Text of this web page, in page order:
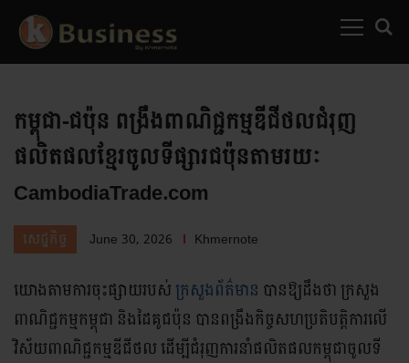
កម្ពុជា-ជប៉ុន ពង្រឹងពាណិជ្ជកម្មឌីជីថលជំរុញ
ផលិតផលខ្មែរ​ចូលទីផ្សារជប៉ុនតាមរយៈ
CambodiaTrade.com
សេដ្ឋកិច្ច June 30, 2026 Khmernote
យោងតាមការចុះផ្សាយរបស់ ក្រសួងព័ត៌មាន បានឱ្យដឹងថា ក្រសួង
ពាណិជ្ជកម្មកម្ពុជា និងដៃគូជប៉ុន បានពង្រឹងកិច្ចសហប្រតិបត្តិ​ការ​លើ
វិស័យពាណិជ្ជកម្មឌីជីថល ដើម្បីជំរុញការនាំ​ផលិតផល​កម្ពុជា​ចូល​ទី